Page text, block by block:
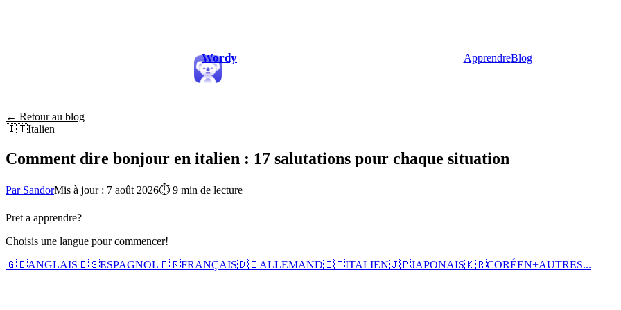
Wordy ApprendreBlog
← Retour au blog
🇮🇹Italien
Comment dire bonjour en italien : 17 salutations pour chaque situation
Par SandorMis à jour : 7 août 2026⏱ 9 min de lecture
Pret a apprendre?
Choisis une langue pour commencer!
🇬🇧ANGLAIS🇪🇸ESPAGNOL🇫🇷FRANÇAIS🇩🇪ALLEMAND🇮🇹ITALIEN🇯🇵JAPONAIS🇰🇷CORÉEN+AUTRES...